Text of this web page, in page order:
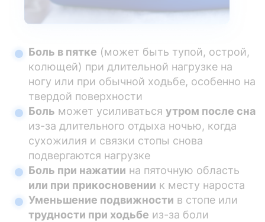
Боль в пятке (может быть тупой, острой,
колющей) при длительной нагрузке на
ногу или при обычной ходьбе, особенно на
твердой поверхности
Боль может усиливаться утром после сна
из-за длительного отдыха ночью, когда
сухожилия и связки стопы снова
подвергаются нагрузке
Боль при нажатии на пяточную область
или при прикосновении к месту нароста
Уменьшение подвижности в стопе или
трудности при ходьбе из-за боли